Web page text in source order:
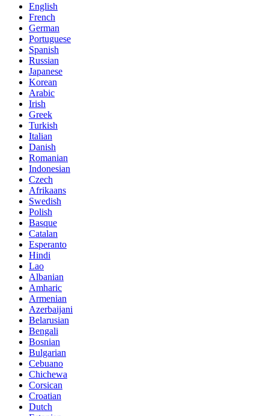
English
French
German
Portuguese
Spanish
Russian
Japanese
Korean
Arabic
Irish
Greek
Turkish
Italian
Danish
Romanian
Indonesian
Czech
Afrikaans
Swedish
Polish
Basque
Catalan
Esperanto
Hindi
Lao
Albanian
Amharic
Armenian
Azerbaijani
Belarusian
Bengali
Bosnian
Bulgarian
Cebuano
Chichewa
Corsican
Croatian
Dutch